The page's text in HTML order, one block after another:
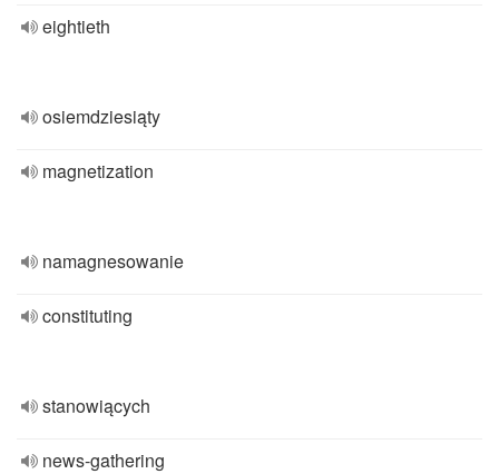
eightieth
osiemdziesiąty
magnetization
namagnesowanie
constituting
stanowiących
news-gathering